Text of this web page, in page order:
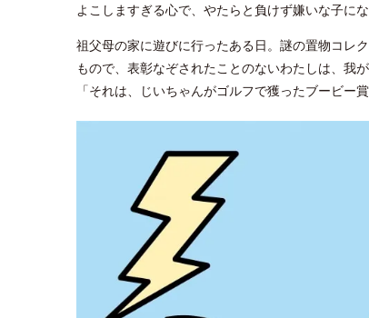
よこしますぎる心で、やたらと負けず嫌いな子にな
祖父母の家に遊びに行ったある日。謎の置物コレ
もので、表彰なぞされたことのないわたしは、我
「それは、じいちゃんがゴルフで獲ったブービー賞